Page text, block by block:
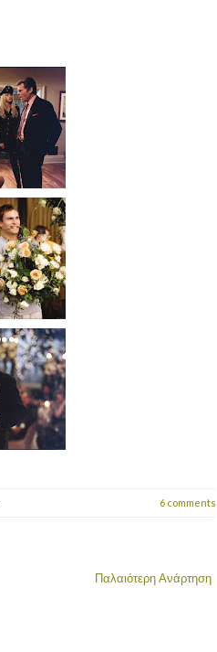
6 comments
Παλαιότερη Ανάρτηση